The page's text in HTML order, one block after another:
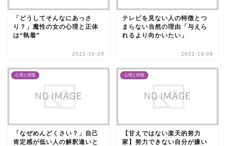
「どうしてそんなにあっさ
り？」魔性の女の心理と正体
は“執着”
2022-10-20
テレビを見ない人の特徴とつ
まらない当然の理由「与えら
れるより向かいたい」
2022-10-08
心理と特徴
「なぜめんどくさい？」自己
肯定感が低い人の解釈違いと
心理と特徴
【甘えではない楽天的努力
家】努力できない自分が嫌い